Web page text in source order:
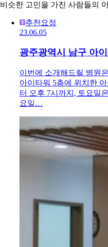
비슷한 고민을 가진 사람들의 이
추천요정
23.06.05
광주광역시 남구 아
이번에 소개해드릴 병원
아이타워 5층에 위치한
터 오후 7시까지, 토요일
요일…